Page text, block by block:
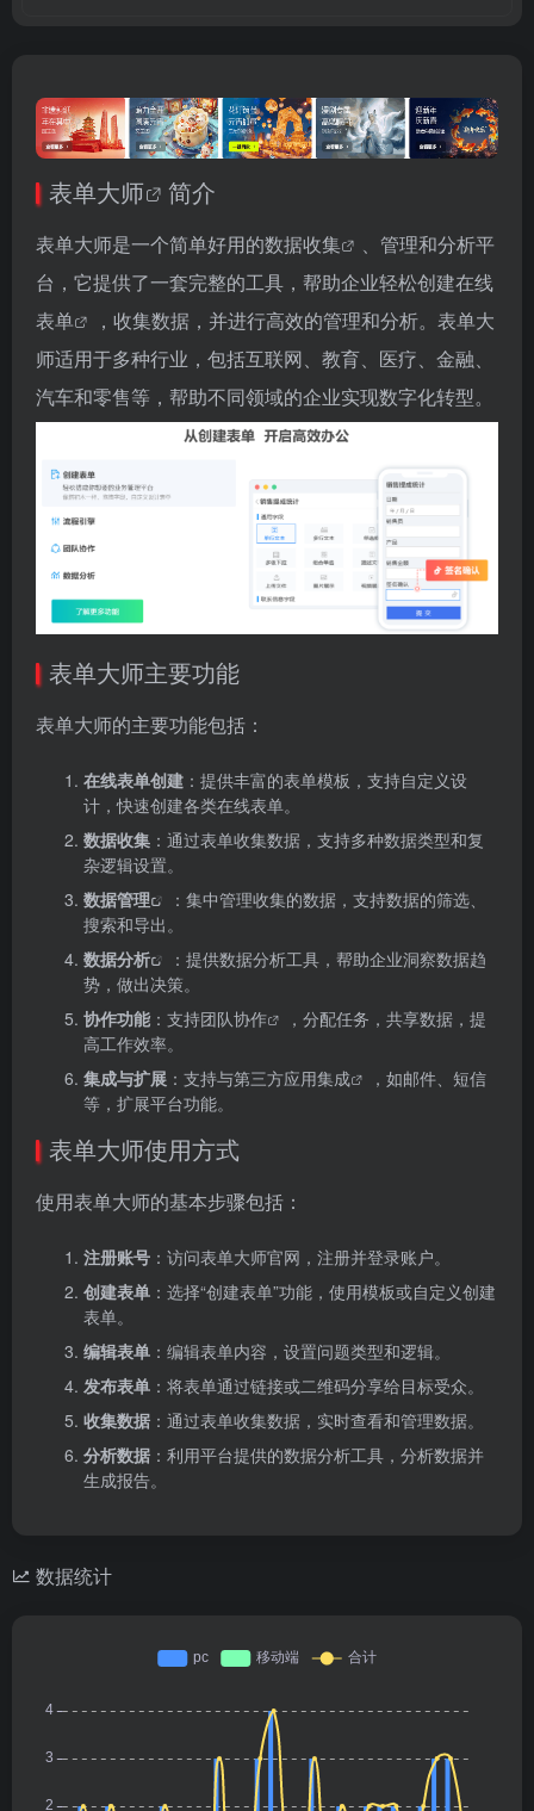
表单大师 简介
表单大师是一个简单好用的数据收集
、管理和分析平
台，它提供了一套完整的工具，帮助企业轻松创建在线
表单
，收集数据，并进行高效的管理和分析。表单大
师适用于多种行业，包括互联网、教育、医疗、金融、
汽车和零售等，帮助不同领域的企业实现数字化转型。
表单大师主要功能
表单大师的主要功能包括：
在线表单创建 ：提供丰富的表单模板，支持自定义设
计，快速创建各类在线表单。
数据收集 ：通过表单收集数据，支持多种数据类型和复
杂逻辑设置。
数据管理
：集中管理收集的数据，支持数据的筛选、
搜索和导出。
数据分析
：提供数据分析工具，帮助企业洞察数据趋
势，做出决策。
协作功能：支持团队协作
，分配任务，共享数据，提
高工作效率。
集成与扩展 ：支持与第三方应用集成
，如邮件、短信
等，扩展平台功能。
表单大师使用方式
使用表单大师的基本步骤包括：
注册账号 ：访问表单大师官网，注册并登录账户。
创建表单 ：选择“创建表单”功能，使用模板或自定义创建
表单。
编辑表单 ：编辑表单内容，设置问题类型和逻辑。
发布表单 ：将表单通过链接或二维码分享给目标受众。
收集数据 ：通过表单收集数据，实时查看和管理数据。
分析数据 ：利用平台提供的数据分析工具，分析数据并
生成报告。
数据统计